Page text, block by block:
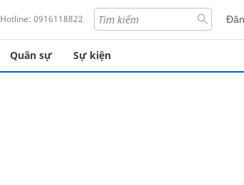
Hotline: 0916118822
Quân sự Sự kiện